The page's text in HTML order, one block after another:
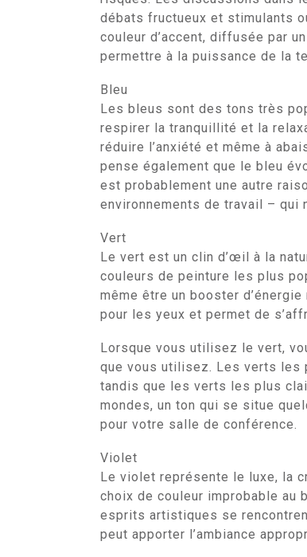
débats fructueux et stimulants
couleur d’accent, diffusée par
permettre à la puissance de la
Bleu
Les bleus sont des tons très
respirer la tranquillité et la
réduire l’anxiété et même à
pense également que le bleu
est probablement une autre
environnements de travail – qui
Vert
Le vert est un clin d’œil à la
couleurs de peinture les plus
même être un booster
pour les yeux et permet de
Lorsque vous utilisez le vert,
que vous utilisez. Les verts les
tandis que les verts les plus
mondes, un ton qui se situe
pour votre salle de conférence.
Violet
Le violet représente le luxe, la
choix de couleur improbable au
esprits artistiques se
peut apporter l’ambiance